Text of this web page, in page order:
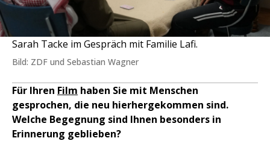
Sarah Tacke im Gespräch mit Familie Lafi.
Bild: ZDF und Sebastian Wagner
Für Ihren Film haben Sie mit Menschen
gesprochen, die neu hierhergekommen sind.
Welche Begegnung sind Ihnen besonders in
Erinnerung geblieben?